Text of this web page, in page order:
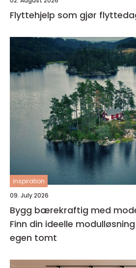
Flyttehjelp som gjør
inspiration
09. July 2026
Bygg bærekraftig med
Finn din ideelle
egen tomt